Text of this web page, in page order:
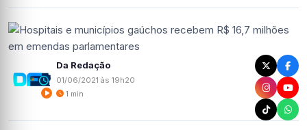
Da Redação
01/06/2021 às 19h20
1 min